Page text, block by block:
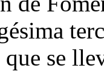
se